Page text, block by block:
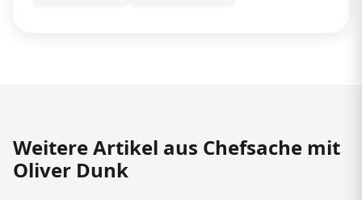
Weitere Artikel aus Chefsache mit
Oliver Dunk